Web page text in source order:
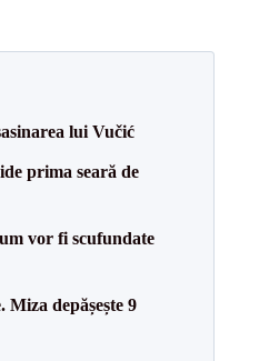
lui Vučić
prima seară de
vor fi scufundate
Miza depășește 9